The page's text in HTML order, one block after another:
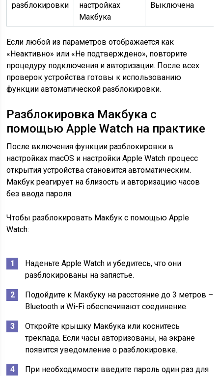
разблокировки
настройках
Макбука
Выключена
Если любой из параметров отображается как
«Неактивно» или «Не подтверждено», повторите
процедуру подключения и авторизации. После всех
проверок устройства готовы к использованию
функции автоматической разблокировки.
Разблокировка Макбука с
помощью Apple Watch на практике
После включения функции разблокировки в
настройках macOS и настройки Apple Watch процесс
открытия устройства становится автоматическим.
Макбук реагирует на близость и авторизацию часов
без ввода пароля.
Чтобы разблокировать Макбук с помощью Apple
Watch:
Наденьте Apple Watch и убедитесь, что они
разблокированы на запястье.
Подойдите к Макбуку на расстояние до 3 метров –
Bluetooth и Wi-Fi обеспечивают соединение.
Откройте крышку Макбука или коснитесь
трекпада. Если часы авторизованы, на экране
появится уведомление о разблокировке.
При необходимости введите пароль один раз для